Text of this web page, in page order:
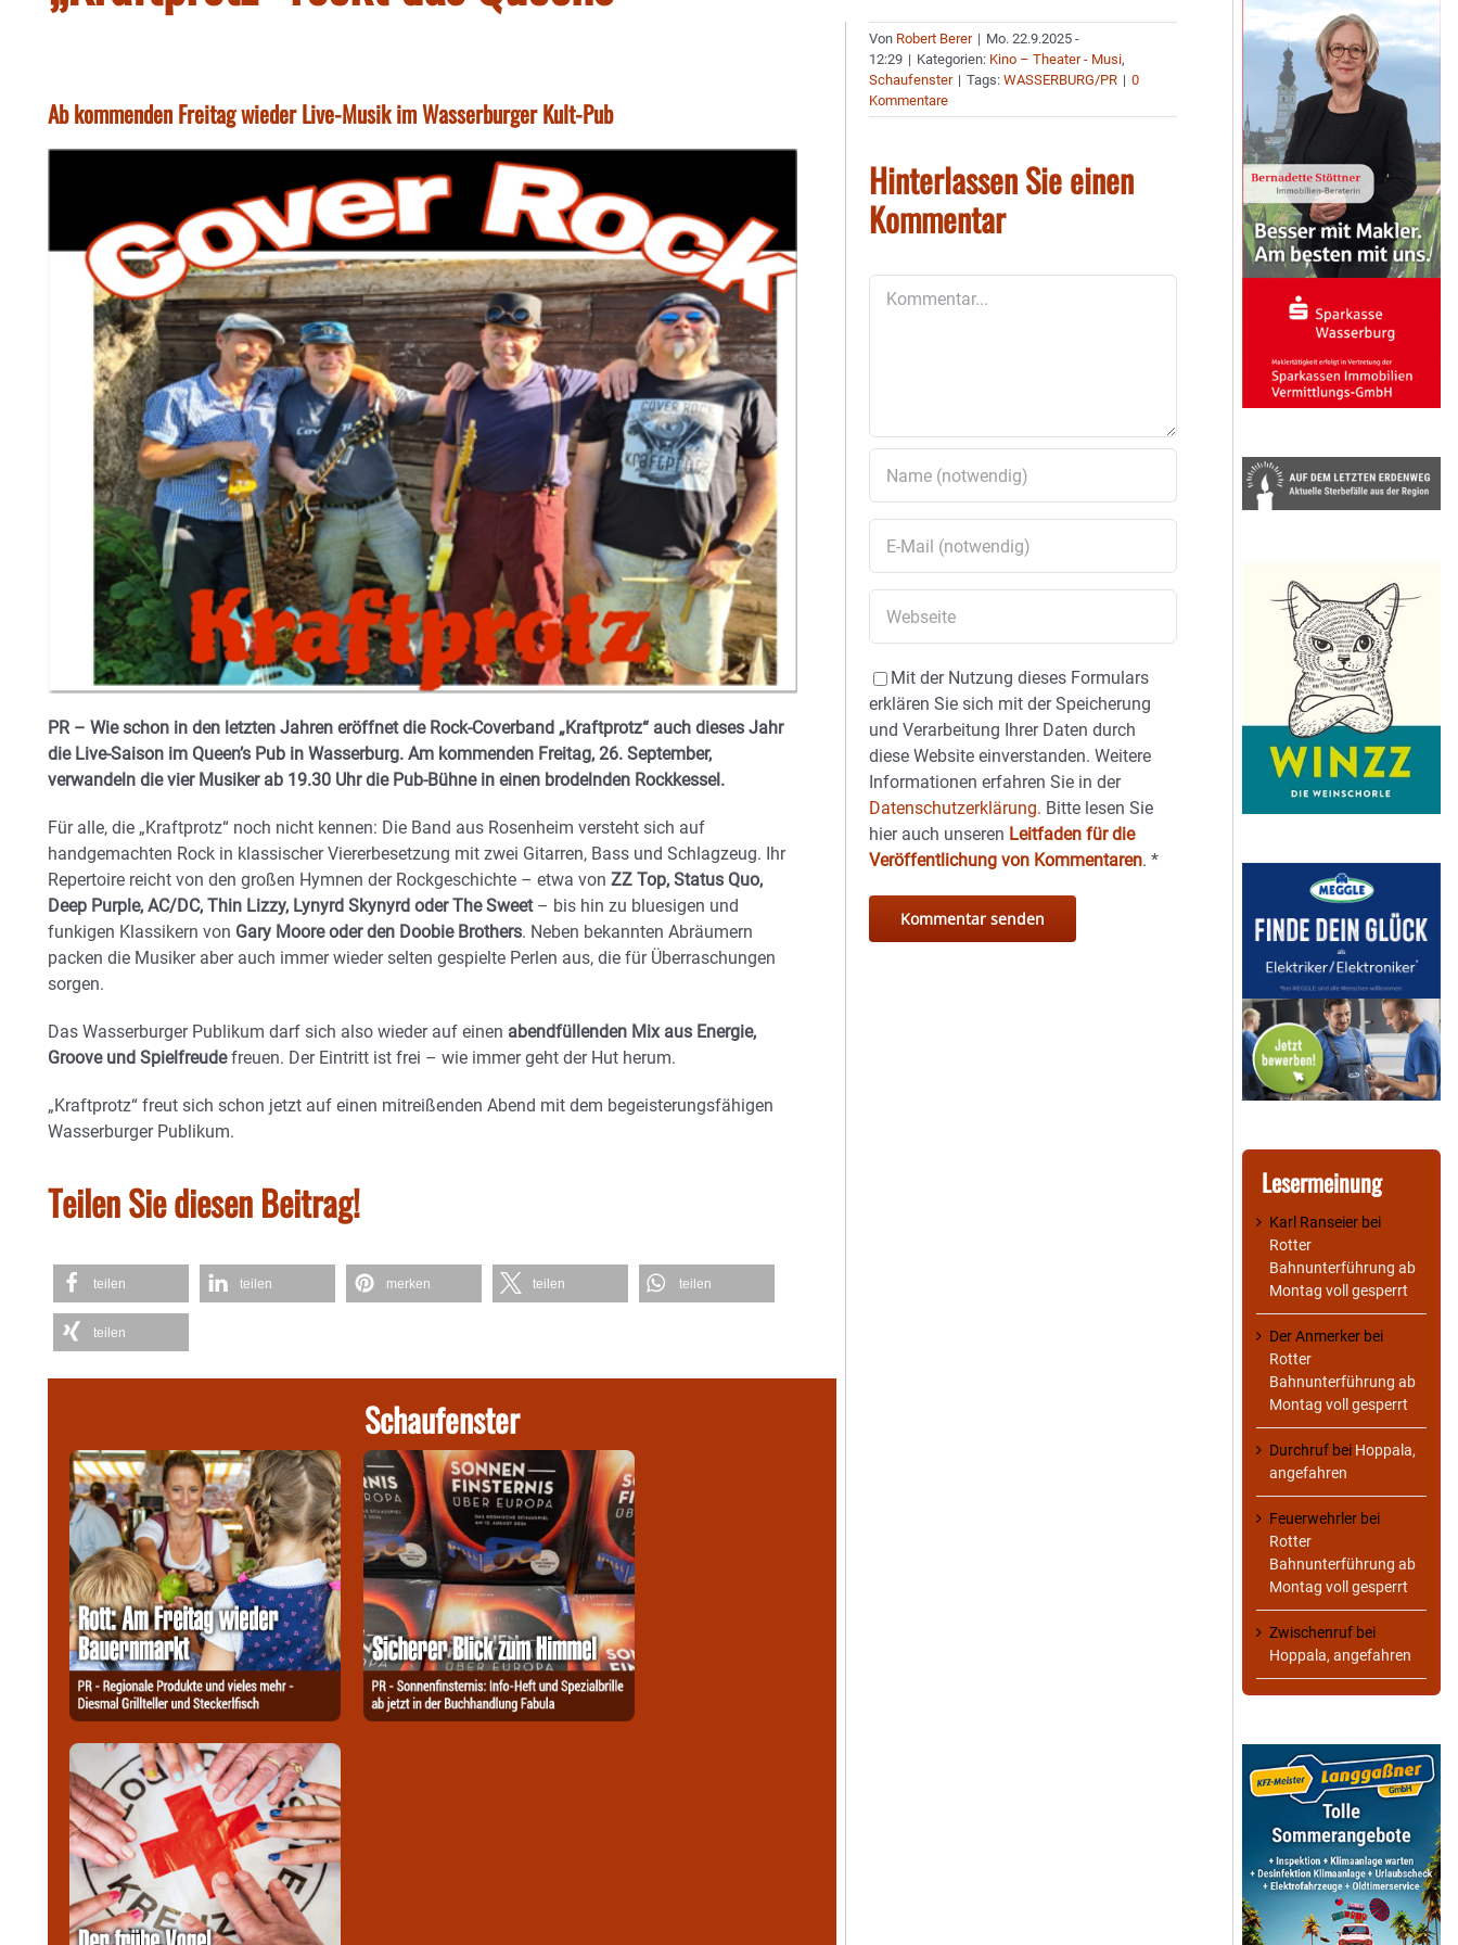
Ab kommenden Freitag wieder Live-Musik im Wasserburger Kult-Pub
PR – Wie schon in den letzten Jahren eröffnet die Rock-Coverband „Kraftprotz“ auch dieses Jahr
die Live-Saison im Queen’s Pub in Wasserburg. Am kommenden Freitag, 26. September,
verwandeln die vier Musiker ab 19.30 Uhr die Pub-Bühne in einen brodelnden Rockkessel.
Für alle, die „Kraftprotz“ noch nicht kennen: Die Band aus Rosenheim versteht sich auf
handgemachten Rock in klassischer Viererbesetzung mit zwei Gitarren, Bass und Schlagzeug. Ihr
Repertoire reicht von den großen Hymnen der Rockgeschichte – etwa von ZZ Top, Status Quo,
Deep Purple, AC/DC, Thin Lizzy, Lynyrd Skynyrd oder The Sweet– bis hin zu bluesigen und
funkigen Klassikern von Gary Moore oder den Doobie Brothers. Neben bekannten Abräumern
packen die Musiker aber auch immer wieder selten gespielte Perlen aus, die für Überraschungen
sorgen.
Das Wasserburger Publikum darf sich also wieder auf einen abendfüllenden Mix aus Energie,
Groove und Spielfreudefreuen. Der Eintritt ist frei – wie immer geht der Hut herum.
„Kraftprotz“ freut sich schon jetzt auf einen mitreißenden Abend mit dem begeisterungsfähigen
Wasserburger Publikum.
Teilen Sie diesen Beitrag!
teilen teilen merken teilen teilen
teilen
Schaufenster
Von Robert Berer | Mo. 22.9.2025 -
12:29 | Kategorien: Kino – Theater - Musi,
Schaufenster | Tags:WASSERBURG/PR | 0
Kommentare
Hinterlassen Sie einen
Kommentar
Mit der Nutzung dieses Formulars
erklären Sie sich mit der Speicherung
und Verarbeitung Ihrer Daten durch
diese Website einverstanden. Weitere
Informationen erfahren Sie in der
Datenschutzerklärung. Bitte lesen Sie
hier auch unseren Leitfaden für die
Veröffentlichung von Kommentaren.*
Lesermeinung
Karl Ranseier bei
Rotter
Bahnunterführung ab
Montag voll gesperrt
Der Anmerker bei
Rotter
Bahnunterführung ab
Montag voll gesperrt
Durchruf bei Hoppala,
angefahren
Feuerwehrler bei
Rotter
Bahnunterführung ab
Montag voll gesperrt
Zwischenruf bei
Hoppala, angefahren